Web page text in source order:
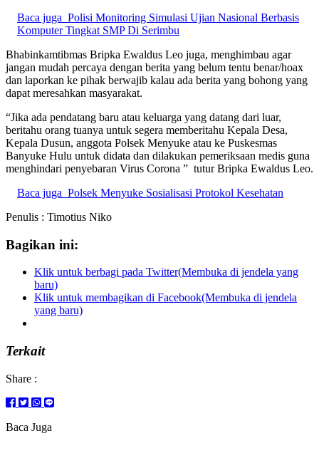
Baca juga Polisi Monitoring Simulasi Ujian Nasional Berbasis
Komputer Tingkat SMP Di Serimbu
Bhabinkamtibmas Bripka Ewaldus Leo juga, menghimbau agar
jangan mudah percaya dengan berita yang belum tentu benar/hoax
dan laporkan ke pihak berwajib kalau ada berita yang bohong yang
dapat meresahkan masyarakat.
“Jika ada pendatang baru atau keluarga yang datang dari luar,
beritahu orang tuanya untuk segera memberitahu Kepala Desa,
Kepala Dusun, anggota Polsek Menyuke atau ke Puskesmas
Banyuke Hulu untuk didata dan dilakukan pemeriksaan medis guna
menghindari penyebaran Virus Corona ” tutur Bripka Ewaldus Leo.
Baca juga Polsek Menyuke Sosialisasi Protokol Kesehatan
Penulis : Timotius Niko
Bagikan ini:
Klik untuk berbagi pada Twitter(Membuka di jendela yang
baru)
Klik untuk membagikan di Facebook(Membuka di jendela
yang baru)
Terkait
Share :
Baca Juga